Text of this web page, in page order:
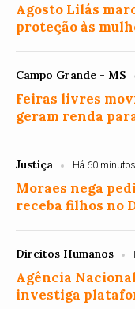
Agosto Lilás
proteção às
Campo Grande - MS
Feiras livres
geram renda
Justiça Há 60 minutos
Moraes nega
receba filhos no
Direitos Humanos
Agência
investiga